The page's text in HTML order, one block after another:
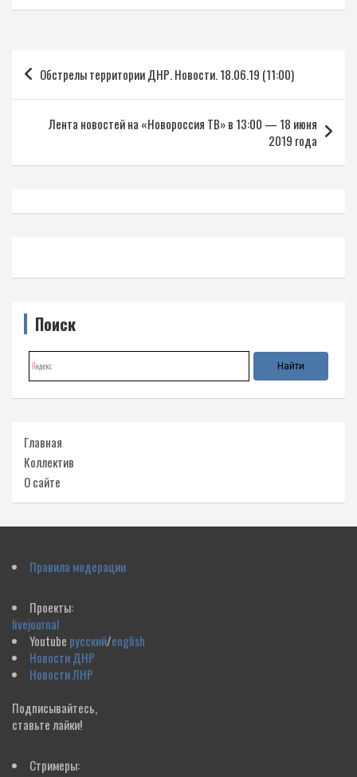
Навигация
по
записям
Обстрелы территории ДНР. Новости. 18.06.19 (11:00)
Лента новостей на «Новороссия ТВ» в 13:00 — 18 июня
2019 года
Поиск
Главная
Коллектив
О сайте
Правила модерации
Проекты:
livejournal
Youtube русский/english
Новости ДНР
Новости ЛНР
Подписывайтесь,
ставьте лайки!
Стримеры: